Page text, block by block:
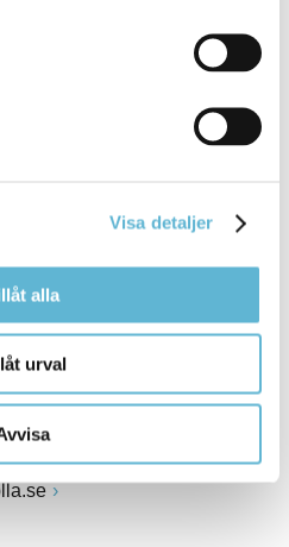
Visa detaljer
alla
urval